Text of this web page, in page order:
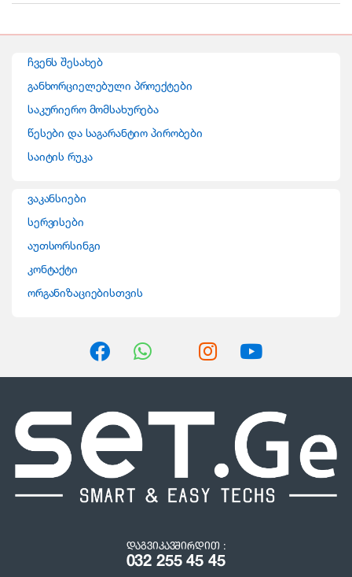
ჩვენს შესახებ
განხორციელებული პროექტები
საკურიერო მომსახურება
წესები და საგარანტიო პირობები
საიტის რუკა
ვაკანსიები
სერვისები
აუთსორსინგი
კონტაქტი
ორგანიზაციებისთვის
ᲓᲐᲒᲕᲘᲙᲐᲕᲨᲘᲠᲓᲘᲗ :
032 255 45 45